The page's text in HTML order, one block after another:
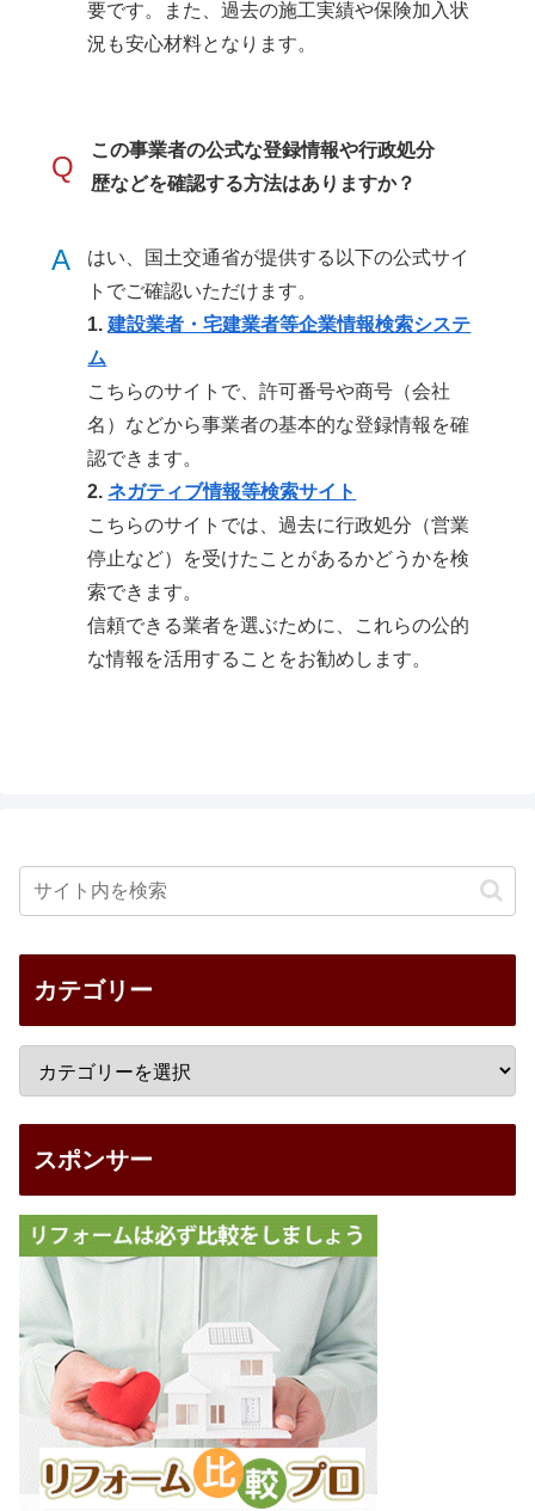
要です。また、過去の施工実績や保険加入状
況も安心材料となります。
Q
この事業者の公式な登録情報や行政処分
歴などを確認する方法はありますか？
A
はい、国土交通省が提供する以下の公式サイ
トでご確認いただけます。
1.建設業者・宅建業者等企業情報検索システ
ム
こちらのサイトで、許可番号や商号（会社
名）などから事業者の基本的な登録情報を確
認できます。
2.ネガティブ情報等検索サイト
こちらのサイトでは、過去に行政処分（営業
停止など）を受けたことがあるかどうかを検
索できます。
信頼できる業者を選ぶために、これらの公的
な情報を活用することをお勧めします。
カテゴリー
スポンサー